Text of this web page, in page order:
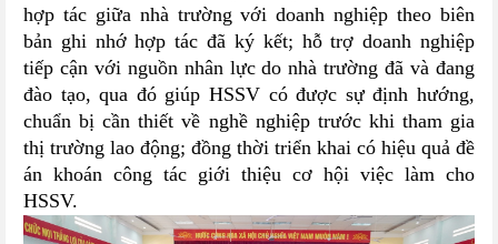
hợp tác giữa nhà trường với doanh nghiệp theo biên
bản ghi nhớ hợp tác đã ký kết; hỗ trợ doanh nghiệp
tiếp cận với nguồn nhân lực do nhà trường đã và đang
đào tạo, qua đó giúp HSSV có được sự định hướng,
chuẩn bị cần thiết về nghề nghiệp trước khi tham gia
thị trường lao động; đồng thời triển khai có hiệu quả đề
án khoán công tác giới thiệu cơ hội việc làm cho
HSSV.